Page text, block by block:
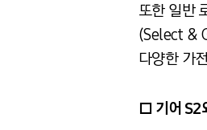
또한 일반
(Select &
다양한 가
□ 기어 S2